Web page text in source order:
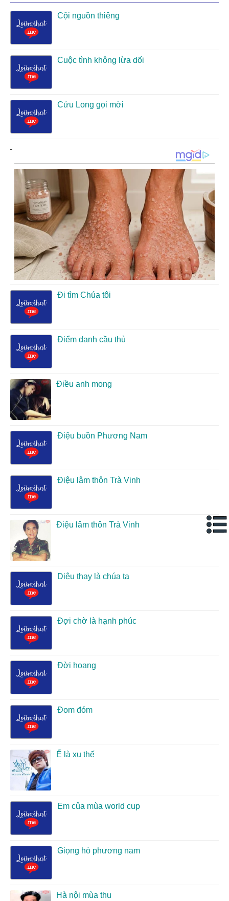
Cội nguồn thiêng
Cuộc tình không lừa dối
Cửu Long gọi mời
Đi tìm Chúa tôi
Điểm danh cầu thủ
Điều anh mong
Điệu buồn Phương Nam
Điệu lâm thôn Trà Vinh
Điệu lâm thôn Trà Vinh
Diệu thay là chúa ta
Đợi chờ là hạnh phúc
Đời hoang
Đom đóm
Ế là xu thế
Em của mùa world cup
Giọng hò phương nam
Hà nội mùa thu